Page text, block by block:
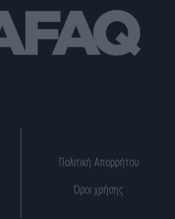
Πολιτική Απορρήτου
Όροι χρήσης